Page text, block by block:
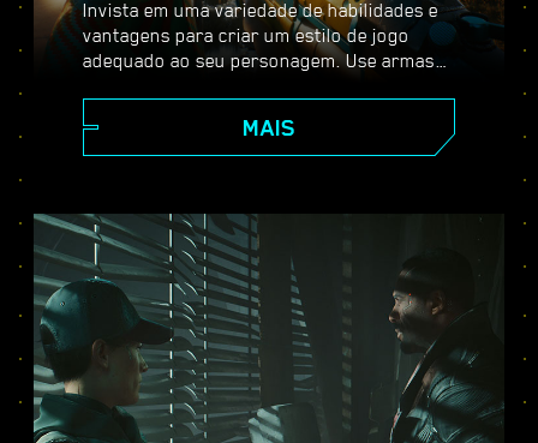
Invista em uma variedade de habilidades e
vantagens para criar um estilo de jogo
adequado ao seu personagem. Use armas
se tornar o melhor mercenário da cidade.
Entre em combates com armas de fogo,
furtivamente por locais bem protegidos.
MAIS